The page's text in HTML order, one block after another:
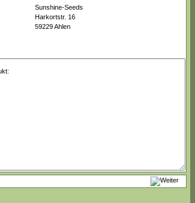
Sunshine-Seeds
Harkortstr. 16
59229 Ahlen